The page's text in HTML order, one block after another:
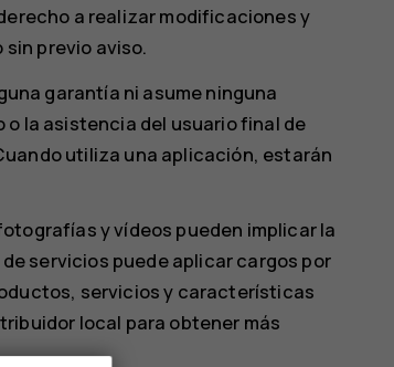
a realizar modificaciones y
previo aviso.
garantía ni asume ninguna
la asistencia del usuario final de
utiliza una aplicación, estarán
y vídeos pueden implicar la
servicios puede aplicar cargos por
servicios y características
local para obtener más